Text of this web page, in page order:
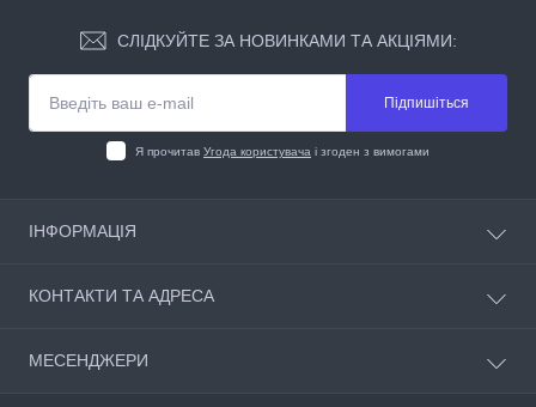
СЛІДКУЙТЕ ЗА НОВИНКАМИ ТА АКЦІЯМИ:
Підпишіться
Я прочитав Угода користувача і згоден з вимогами
ІНФОРМАЦІЯ
Інформація про доставку
Умови оформлення замовлення
КОНТАКТИ ТА АДРЕСА
МЕСЕНДЖЕРИ